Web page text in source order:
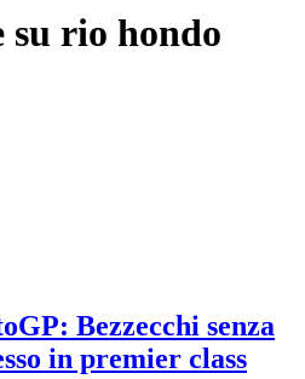
su rio hondo
Bezzecchi senza
in premier class